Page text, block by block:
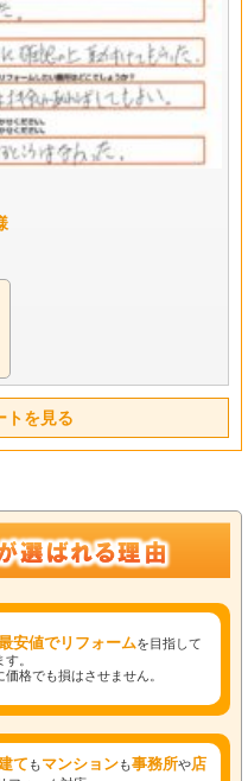
トを見る
安値でリフォームを目指して
す。
価格でも損はさせません。
て もマンションも事務所や店